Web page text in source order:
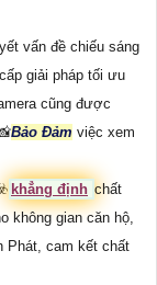
vấn đề chiếu sáng
giải pháp tối ưu
cũng được
Bảo Đảm việc xem
khẳng định chất
không gian căn hộ,
Phát, cam kết chất